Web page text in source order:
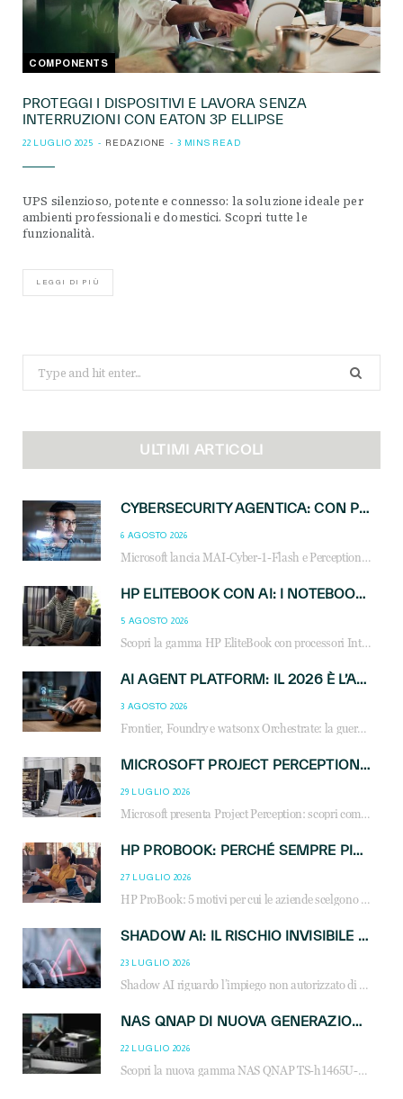
COMPONENTS
PROTEGGI I DISPOSITIVI E LAVORA SENZA
INTERRUZIONI CON EATON 3P ELLIPSE
22 LUGLIO 2025 REDAZIONE 3 MINS READ
UPS silenzioso, potente e connesso: la soluzione ideale per
ambienti professionali e domestici. Scopri tutte le
funzionalità.
LEGGI DI PIÙ
for:
ULTIMI ARTICOLI
CYBERSECURITY AGENTICA: CON PERCEPTION E MAI-CYBER-1-FLASH MICROSOFT APRE NUOVI SERVIZI PER IL CANALE
6 AGOSTO 2026
Microsoft lancia MAI-Cyber-1-Flash e Perception: cybersecurity agentica in preview dal 3 novembre. Cosa cambia per MSP, system integrator e reseller.
HP ELITEBOOK CON AI: I NOTEBOOK BUSINESS INTELLIGENTI CHE TRASFORMANO PRODUTTIVITÀ, SICUREZZA E LAVORO IBRIDO
5 AGOSTO 2026
Scopri la gamma HP EliteBook con processori Intel® Core™ Ultra e AMD Ryzen™ AI. Notebook business progettati per aumentare la produttività, migliorare la collaborazione e garantire sicurezza avanzata in ufficio e in mobilità.
AI AGENT PLATFORM: IL 2026 È L’ANNO DEL «SISTEMA OPERATIVO» PER GLI AGENTI AZIENDALI
3 AGOSTO 2026
Frontier, Foundry e watsonx Orchestrate: la guerra delle piattaforme AI agent ridisegna il mercato IT. Cosa cambia per reseller, MSP e system integrator.
MICROSOFT PROJECT PERCEPTION: COME GLI AGENTI AI CAMBIERANNO SOC, CYBERSECURITY E SERVIZI MSP
29 LUGLIO 2026
Microsoft presenta Project Perception: scopri come gli agenti AI possono trasformare cybersecurity, SOC e servizi gestiti degli MSP.
HP PROBOOK: PERCHÉ SEMPRE PIÙ AZIENDE SCELGONO NOTEBOOK PROGETTATI PER IL LAVORO MODERNO
27 LUGLIO 2026
HP ProBook: 5 motivi per cui le aziende scelgono i notebook business HP per migliorare produttività, sicurezza e gestione dell’AI.
SHADOW AI: IL RISCHIO INVISIBILE CHE LE AZIENDE POSSONO GOVERNARE
23 LUGLIO 2026
Shadow AI riguardo l’impiego non autorizzato di sistemi AI all’interno dell’azienda. E’ una pratica che si diffonde a partire dai dipendenti fino ai dirigenti e mette a repentaglio la cybersecurity, con costi più elevati per le organizzazioni. Due recenti report illustrano il fenomeno e forniscono dati in merito
NAS QNAP DI NUOVA GENERAZIONE: PIÙ PRESTAZIONI, SCALABILITÀ E PROTEZIONE DEI DATI PER LE INFRASTRUTTURE IT MODERNE
22 LUGLIO 2026
Scopri la nuova gamma NAS QNAP TS-h1465U-RP, TS-h1065eU e TS-h665U: storage aziendale con ZFS, DDR5, E1.S NVMe e connettività 2.5GbE per backup, virtualizzazione e cybersecurity.